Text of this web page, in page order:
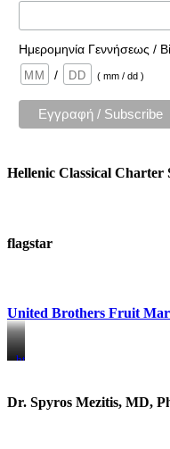
Ημερομηνία Γεννήσεως /
/
( mm / dd )
Hellenic Classical Charter
flagstar
United Brothers Fruit
https://
https://
Dr. Spyros Mezitis, MD,